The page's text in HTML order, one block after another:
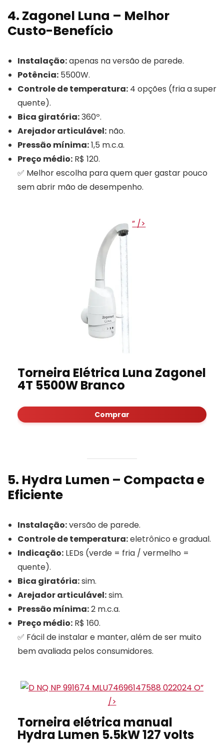
4. Zagonel Luna – Melhor
Custo-Benefício
Instalação:apenas na versão de parede.
Potência: 5500W.
Controle de temperatura: 4 opções (fria a super
quente).
Bica giratória:360º.
Arejador articulável: não.
Pressão mínima:1,5 m.c.a.
Preço médio: R$ 120.
✅ Melhor escolha para quem quer gastar pouco
sem abrir mão de desempenho.
” />
Torneira Elétrica Luna Zagonel
4T 5500W Branco
Comprar
5. Hydra Lumen – Compacta e
Eficiente
Instalação:versão de parede.
Controle de temperatura:eletrônico e gradual.
Indicação: LEDs (verde = fria / vermelho =
quente).
Bica giratória:sim.
Arejador articulável:sim.
Pressão mínima:2 m.c.a.
Preço médio: R$ 160.
✅ Fácil de instalar e manter, além de ser muito
bem avaliada pelos consumidores.
”
/>
Torneira elétrica manual
Hydra Lumen 5.5kW 127 volts